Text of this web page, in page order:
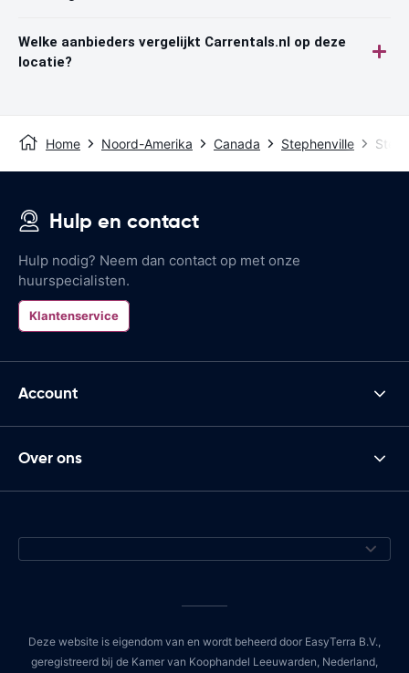
Welke aanbieders vergelijkt Carrentals.nl op deze
locatie?
Home Noord-Amerika Canada Stephenville
Hulp en contact
Hulp nodig? Neem dan contact op met onze
huurspecialisten.
Klantenservice
Account
Over ons
Deze website is eigendom van en wordt beheerd door EasyTerra B.V.,
geregistreerd bij de Kamer van Koophandel Leeuwarden, Nederland,